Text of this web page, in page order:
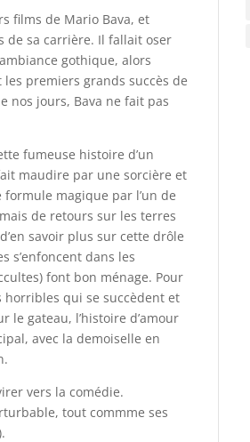
films de Mario Bava, et
de sa carrière. Il fallait oser
gothique, alors
premiers grands succès de
nos jours, Bava ne fait pas
fumeuse histoire d’un
maudire par une sorcière et
magique par l’un de
de retours sur les terres
savoir plus sur cette drôle
s’enfoncent dans les
font bon ménage. Pour
horribles qui se succèdent et
le gateau, l’histoire d’amour
avec la demoiselle en
vers la comédie.
tout commme ses